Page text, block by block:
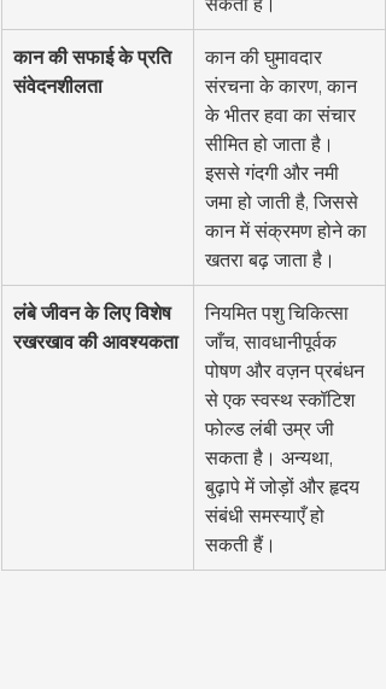
कान की सफाई के प्रति
संवेदनशीलता
कान की घुमावदार
संरचना के कारण, कान
के भीतर हवा का संचार
सीमित हो जाता है।
इससे गंदगी और नमी
जमा हो जाती है, जिससे
कान में संक्रमण होने का
खतरा बढ़ जाता है।
लंबे जीवन के लिए विशेष
रखरखाव की आवश्यकता
नियमित पशु चिकित्सा
जाँच, सावधानीपूर्वक
पोषण और वज़न प्रबंधन
से एक स्वस्थ स्कॉटिश
फोल्ड लंबी उम्र जी
सकता है। अन्यथा,
बुढ़ापे में जोड़ों और हृदय
संबंधी समस्याएँ हो
सकती हैं।